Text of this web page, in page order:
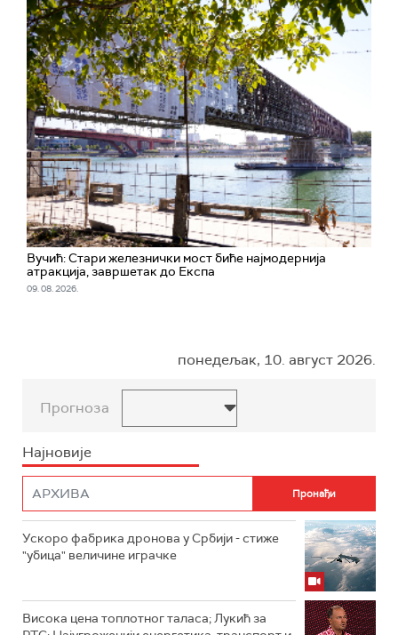
Вучић: Стари железнички мост биће најмодернија
атракција, завршетак до Експа
09. 08. 2026.
понедељак, 10. август 2026.
Прогноза
Најновије
Ускоро фабрика дронова у Србији - стиже
"убица" величине играчке
Висока цена топлотног таласа; Лукић за